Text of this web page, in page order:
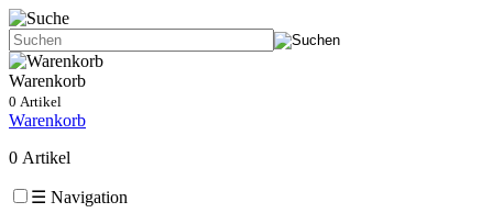
Warenkorb
0 Artikel
Warenkorb
0 Artikel
☰ Navigation